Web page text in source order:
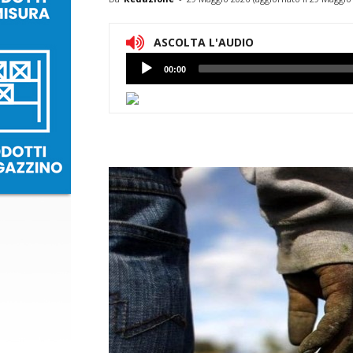
ASCOLTA L'AUDIO
Lettore
Audio
00:00